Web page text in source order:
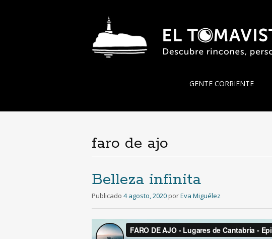
Ir
GENTE CORRIENTE
faro de ajo
Belleza infinita
Publicado 4 agosto, 2020 porEva Miguélez